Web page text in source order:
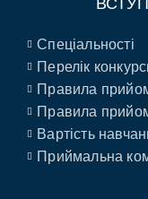
Спеціальності
Перелік
Правила
Правила
Вартість
Приймальна